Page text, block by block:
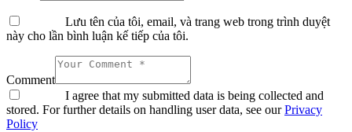
Lưu tên của tôi, email, và trang web trong trình duyệt
này cho lần bình luận kế tiếp của tôi.
Comment
I agree that my submitted data is being collected and
stored. For further details on handling user data, see ourPrivacy
Policy